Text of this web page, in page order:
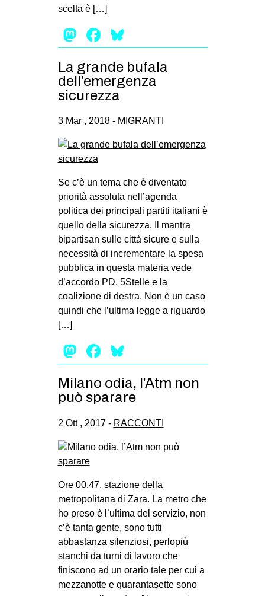
scelta è […]
Mastodon
Facebook
La grande bufala
dell’emergenza
sicurezza
3 Mar , 2018 - MIGRANTI
Se c’è un tema che è diventato
priorità assoluta nell’agenda
politica dei principali partiti italiani è
quello della sicurezza. Il mantra
bipartisan sulle città sicure e sulla
necessità di incrementare la spesa
pubblica in questa materia vede
d’accordo PD, 5Stelle e la
coalizione di destra. Non è un caso
quindi che l’ultima legge a riguardo
[…]
Mastodon
Facebook
Milano odia, l’Atm non
può sparare
2 Ott , 2017 - RACCONTI
Ore 00.47, stazione della
metropolitana di Zara. La metro che
ho preso è l’ultima del servizio, non
c’è tanta gente, sono tutti
abbastanza silenziosi, perlopiù
stanchi da turni di lavoro che
finiscono ad un orario tale per cui a
mezzanotte e quarantasette sono